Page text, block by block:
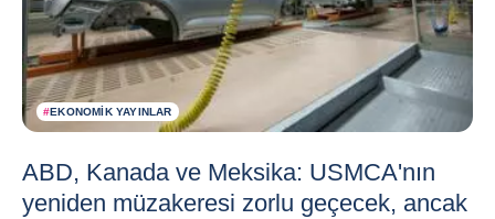
#EKONOMIK YAYINLAR
ABD, Kanada ve Meksika: USMCA'nın
yeniden müzakeresi zorlu geçecek, ancak